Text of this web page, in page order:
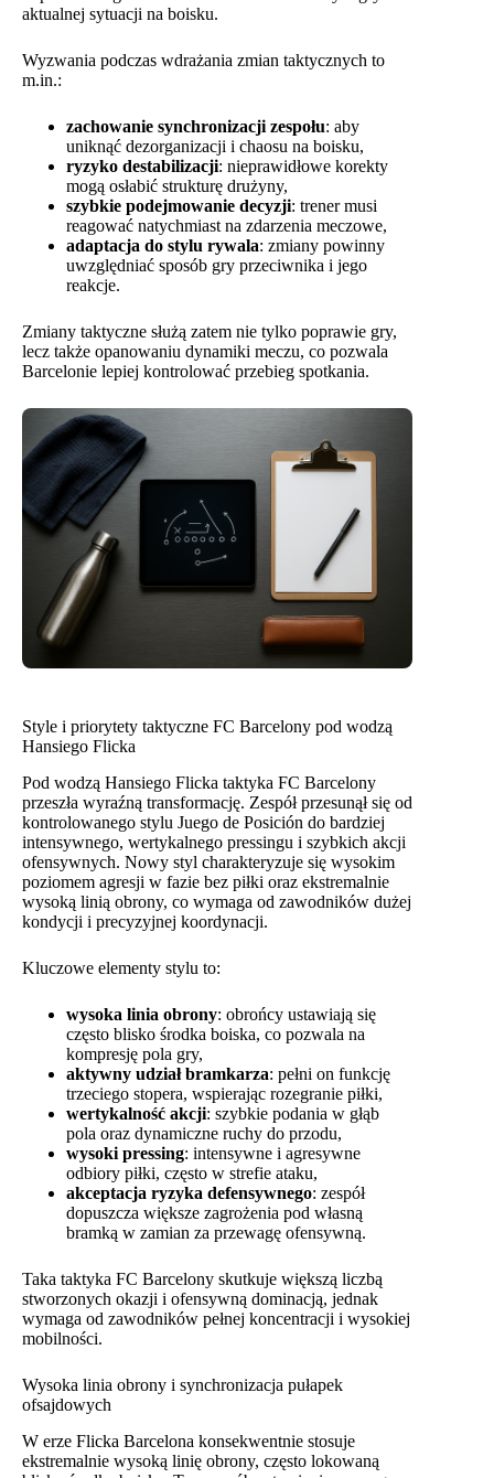
aktualnej sytuacji na boisku.
Wyzwania podczas wdrażania zmian taktycznych to
m.in.:
zachowanie synchronizacji zespołu: aby
uniknąć dezorganizacji i chaosu na boisku,
ryzyko destabilizacji: nieprawidłowe korekty
mogą osłabić strukturę drużyny,
szybkie podejmowanie decyzji: trener musi
reagować natychmiast na zdarzenia meczowe,
adaptacja do stylu rywala: zmiany powinny
uwzględniać sposób gry przeciwnika i jego
reakcje.
Zmiany taktyczne służą zatem nie tylko poprawie gry,
lecz także opanowaniu dynamiki meczu, co pozwala
Barcelonie lepiej kontrolować przebieg spotkania.
Style i priorytety taktyczne FC Barcelony pod wodzą
Hansiego Flicka
Pod wodzą Hansiego Flicka taktyka FC Barcelony
przeszła wyraźną transformację. Zespół przesunął się od
kontrolowanego stylu Juego de Posición do bardziej
intensywnego, wertykalnego pressingu i szybkich akcji
ofensywnych. Nowy styl charakteryzuje się wysokim
poziomem agresji w fazie bez piłki oraz ekstremalnie
wysoką linią obrony, co wymaga od zawodników dużej
kondycji i precyzyjnej koordynacji.
Kluczowe elementy stylu to:
wysoka linia obrony: obrońcy ustawiają się
często blisko środka boiska, co pozwala na
kompresję pola gry,
aktywny udział bramkarza: pełni on funkcję
trzeciego stopera, wspierając rozegranie piłki,
wertykalność akcji: szybkie podania w głąb
pola oraz dynamiczne ruchy do przodu,
wysoki pressing: intensywne i agresywne
odbiory piłki, często w strefie ataku,
akceptacja ryzyka defensywnego: zespół
dopuszcza większe zagrożenia pod własną
bramką w zamian za przewagę ofensywną.
Taka taktyka FC Barcelony skutkuje większą liczbą
stworzonych okazji i ofensywną dominacją, jednak
wymaga od zawodników pełnej koncentracji i wysokiej
mobilności.
Wysoka linia obrony i synchronizacja pułapek
ofsajdowych
W erze Flicka Barcelona konsekwentnie stosuje
ekstremalnie wysoką linię obrony, często lokowaną